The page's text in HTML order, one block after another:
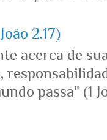
2.17)
acerca de
passa" (1